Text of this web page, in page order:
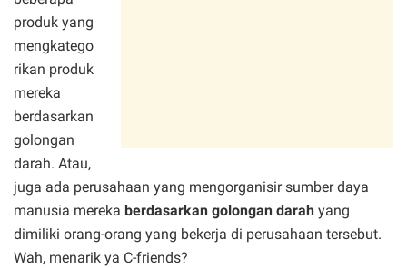
produk yang
mengkatego
rikan produk
mereka
berdasarkan
golongan
darah. Atau,
juga ada perusahaan yang mengorganisir sumber daya
manusia mereka berdasarkan golongan darah yang
dimiliki orang-orang yang bekerja di perusahaan tersebut.
Wah, menarik ya C-friends?